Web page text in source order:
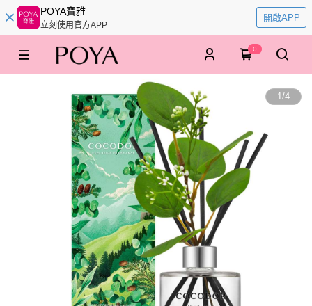
POYA寶雅
立刻使用官方APP
開啟APP
0
1/4